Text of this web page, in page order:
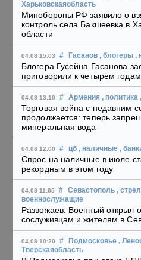
Харьковскаяобласть
Минобороны РФ заявило о
контроль села Бакшеевка в
области
04.08 15:03 # Гасанов , блогеры ,
Блогера Гусейна Гасанова
приговорили к четырем
04.08 13:10 # Армения , политика
Торговая война с недавним
продолжается: теперь
минеральная вода
04.08 12:00 # цб , наличные ,
Спрос на наличные в июле
рекордным в этом году
04.08 11:05 # Севастополь ,
военнослужащие
Развожаев: Военный открыл
сослуживцам и жителям в
04.08 10:20 # Подмосковье ,
Тверскаяобласть